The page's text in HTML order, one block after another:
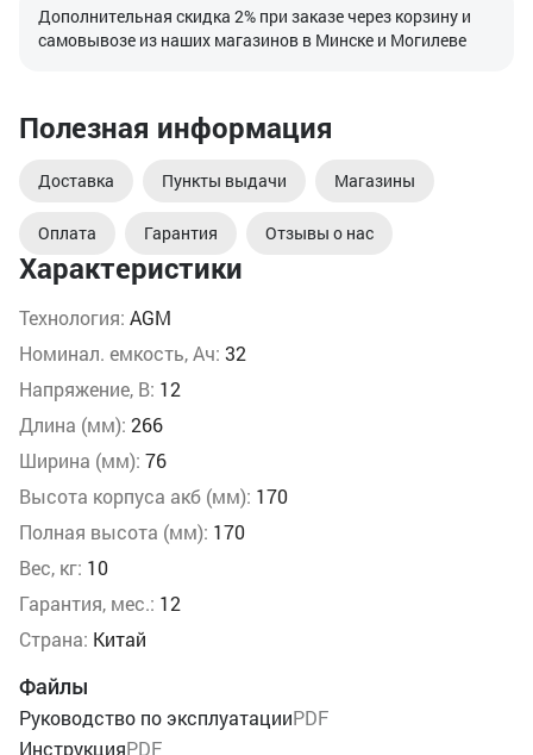
Характеристики
Технология: AGM
Номинал. емкость, Ач: 32
Напряжение, В: 12
Длина (мм): 266
Ширина (мм): 76
Высота корпуса акб (мм): 170
Полная высота (мм): 170
Вес, кг: 10
Гарантия, мес.: 12
Страна: Китай
Файлы
Руководство по эксплуатацииPDF
ИнструкцияPDF
Дополнительная скидка 2% при заказе через корзину и
самовывозе из наших магазинов в Минске и Могилеве
Полезная информация
Доставка Пункты выдачи Магазины
Оплата Гарантия Отзывы о нас